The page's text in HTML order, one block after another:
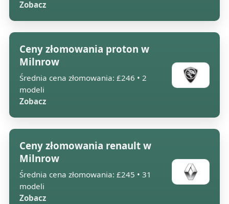
Zobacz
Ceny złomowania proton w
Milnrow
Średnia cena złomowania: £246 • 2
modeli
Zobacz
Ceny złomowania renault w
Milnrow
Średnia cena złomowania: £245 • 31
modeli
Zobacz